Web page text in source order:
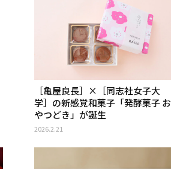
［亀屋良長］×［同志社女子大
学］の新感覚和菓子「発酵菓子 お
やつどき」が誕生
2026.2.21